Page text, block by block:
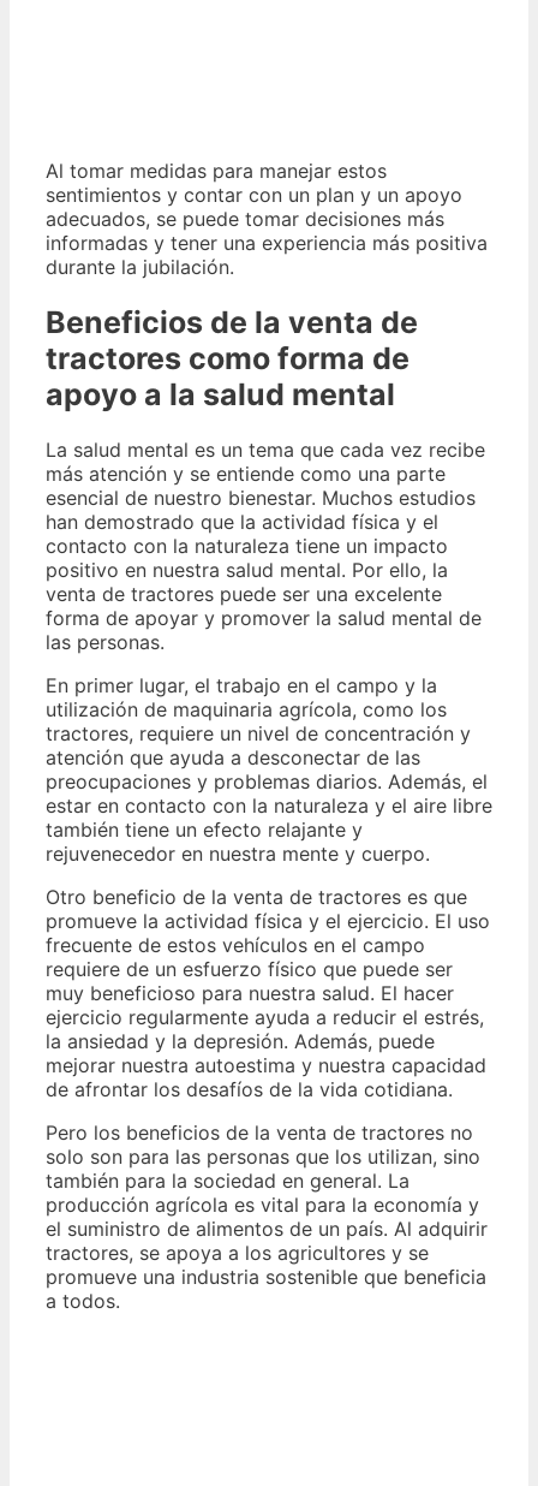
Al tomar medidas para manejar estos
sentimientos y contar con un plan y un apoyo
adecuados, se puede tomar decisiones más
informadas y tener una experiencia más positiva
durante la jubilación.
Beneficios de la venta de
tractores como forma de
apoyo a la salud mental
La salud mental es un tema que cada vez recibe
más atención y se entiende como una parte
esencial de nuestro bienestar. Muchos estudios
han demostrado que la actividad física y el
contacto con la naturaleza tiene un impacto
positivo en nuestra salud mental. Por ello, la
venta de tractores puede ser una excelente
forma de apoyar y promover la salud mental de
las personas.
En primer lugar, el trabajo en el campo y la
utilización de maquinaria agrícola, como los
tractores, requiere un nivel de concentración y
atención que ayuda a desconectar de las
preocupaciones y problemas diarios. Además, el
estar en contacto con la naturaleza y el aire libre
también tiene un efecto relajante y
rejuvenecedor en nuestra mente y cuerpo.
Otro beneficio de la venta de tractores es que
promueve la actividad física y el ejercicio. El uso
frecuente de estos vehículos en el campo
requiere de un esfuerzo físico que puede ser
muy beneficioso para nuestra salud. El hacer
ejercicio regularmente ayuda a reducir el estrés,
la ansiedad y la depresión. Además, puede
mejorar nuestra autoestima y nuestra capacidad
de afrontar los desafíos de la vida cotidiana.
Pero los beneficios de la venta de tractores no
solo son para las personas que los utilizan, sino
también para la sociedad en general. La
producción agrícola es vital para la economía y
el suministro de alimentos de un país. Al adquirir
tractores, se apoya a los agricultores y se
promueve una industria sostenible que beneficia
a todos.